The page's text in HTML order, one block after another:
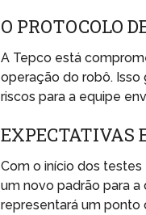
O PROTOCOLO
A Tepco está
operação do robô.
riscos para a equipe
EXPECTATIVAS
Com o início dos
um novo padrão para
representará um ponto